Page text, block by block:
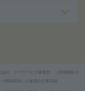
会社 ケアサービス事業部 （医療福祉介
）の派遣の仕事詳細